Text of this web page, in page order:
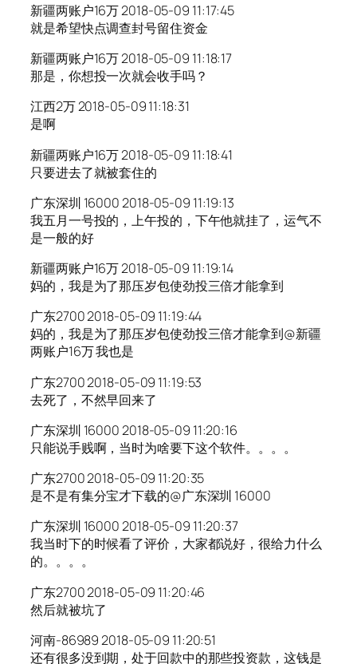
新疆两账户16万 2018-05-09 11:17:45
就是希望快点调查封号留住资金
新疆两账户16万 2018-05-09 11:18:17
那是，你想投一次就会收手吗？
江西2万 2018-05-09 11:18:31
是啊
新疆两账户16万 2018-05-09 11:18:41
只要进去了就被套住的
广东深圳 16000 2018-05-09 11:19:13
我五月一号投的，上午投的，下午他就挂了，运气不
是一般的好
新疆两账户16万 2018-05-09 11:19:14
妈的，我是为了那压岁包使劲投三倍才能拿到
广东2700 2018-05-09 11:19:44
妈的，我是为了那压岁包使劲投三倍才能拿到@新疆
两账户16万 我也是
广东2700 2018-05-09 11:19:53
去死了，不然早回来了
广东深圳 16000 2018-05-09 11:20:16
只能说手贱啊，当时为啥要下这个软件。。。。
广东2700 2018-05-09 11:20:35
是不是有集分宝才下载的@广东深圳 16000
广东深圳 16000 2018-05-09 11:20:37
我当时下的时候看了评价，大家都说好，很给力什么
的。。。。
广东2700 2018-05-09 11:20:46
然后就被坑了
河南-86989 2018-05-09 11:20:51
还有很多没到期，处于回款中的那些投资款，这钱是